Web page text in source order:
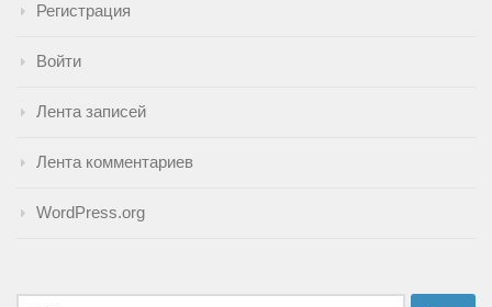
Регистрация
Войти
Лента записей
Лента комментариев
WordPress.org